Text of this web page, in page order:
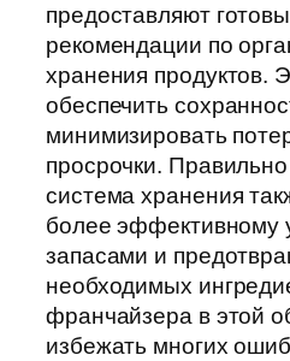
предоставляют
рекомендации по
хранения продуктов.
обеспечить
минимизировать
просрочки.
система хранения
более эффективному
запасами и
необходимых
франчайзера в этой
избежать многих